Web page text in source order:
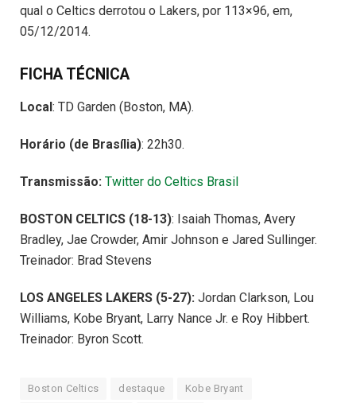
qual o Celtics derrotou o Lakers, por 113×96, em,
05/12/2014.
FICHA TÉCNICA
Local : TD Garden (Boston, MA).
Horário (de Brasília): 22h30.
Transmissão: Twitter do Celtics Brasil
BOSTON CELTICS (18-13): Isaiah Thomas, Avery
Bradley, Jae Crowder, Amir Johnson e Jared Sullinger.
Treinador: Brad Stevens
LOS ANGELES LAKERS (5-27): Jordan Clarkson, Lou
Williams, Kobe Bryant, Larry Nance Jr. e Roy Hibbert.
Treinador: Byron Scott.
Boston Celtics destaque Kobe Bryant